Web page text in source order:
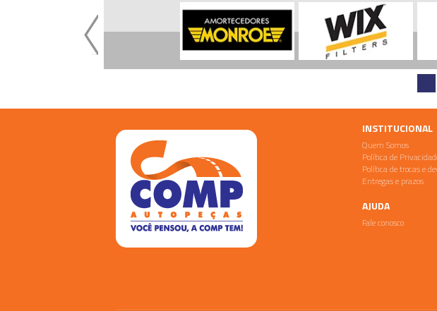
INSTITUCIONAL
Quem Somos
Política de
Política de trocas e
Entregas e prazos
AJUDA
Fale conosco